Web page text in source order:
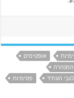
אופטימים
העתיד
פסימיות